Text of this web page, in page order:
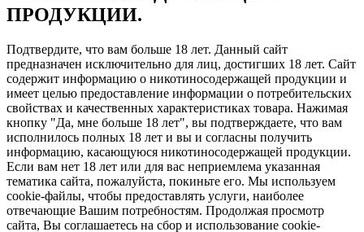
ПРОДУКЦИИ.
Подтвердите, что вам больше 18 лет. Данный сайт
предназначен исключительно для лиц, достигших 18 лет. Сайт
содержит информацию о никотиносодержащей продукции и
имеет целью предоставление информации о потребительских
свойствах и качественных характеристиках товара. Нажимая
кнопку "Да, мне больше 18 лет", вы подтверждаете, что вам
исполнилось полных 18 лет и вы и согласны получить
информацию, касающуюся никотиносодержащей продукции.
Если вам нет 18 лет или для вас неприемлема указанная
тематика сайта, пожалуйста, покиньте его. Мы используем
cookie-файлы, чтобы предоставлять услуги, наиболее
отвечающие Вашим потребностям. Продолжая просмотр
сайта, Вы соглашаетесь на сбор и использование cookie-